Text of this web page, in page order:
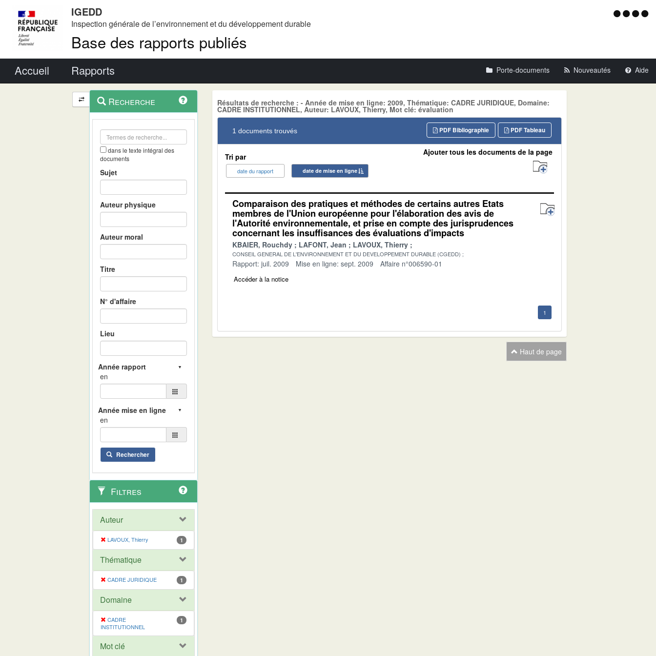
IGEDD
Inspection générale de l’environnement et du développement durable
Base des rapports publiés
Menu
Accueil Rapports Porte-documents Nouveautés Aide
Navigation
et
outils
contextuel
Recherche
dans le texte intégral des
documents
Sujet
Auteur physique
Auteur moral
Titre
N° d'affaire
Lieu
en
en
Rechercher
Filtres
Auteur
LAVOUX, Thierry 1
Thématique
CADRE JURIDIQUE 1
Domaine
CADRE
INSTITUTIONNEL
1
Mot clé
Résultats de recherche : - Année de mise en ligne: 2009, Thématique: CADRE JURIDIQUE, Domaine:
CADRE INSTITUTIONNEL, Auteur: LAVOUX, Thierry, Mot clé: évaluation
1 documents trouvés PDF Tableau
PDF Bibliographie
Tri par
date du rapport date de mise en ligne
Ajouter tous les documents de la page
Comparaison des pratiques et méthodes de certains autres Etats
membres de l'Union européenne pour l'élaboration des avis de
l'Autorité environnementale, et prise en compte des jurisprudences
concernant les insuffisances des évaluations d'impacts
KBAIER, Rouchdy LAFONT, Jean LAVOUX, Thierry
CONSEIL GENERAL DE L'ENVIRONNEMENT ET DU DEVELOPPEMENT DURABLE (CGEDD)
Rapport: juil. 2009 Mise en ligne: sept. 2009 Affaire n°006590-01
Accéder à la notice
1
Haut de page